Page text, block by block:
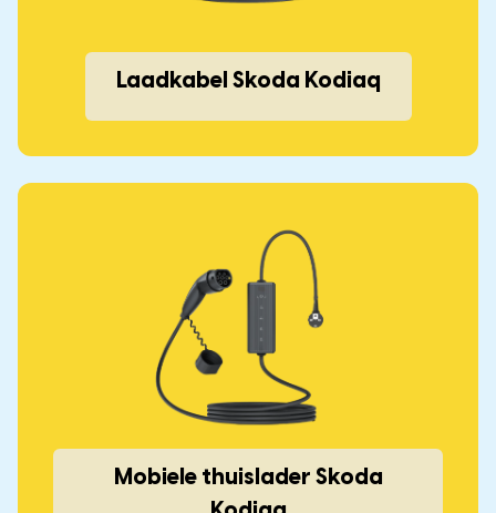
Laadkabel Skoda Kodiaq
Mobiele thuislader Skoda